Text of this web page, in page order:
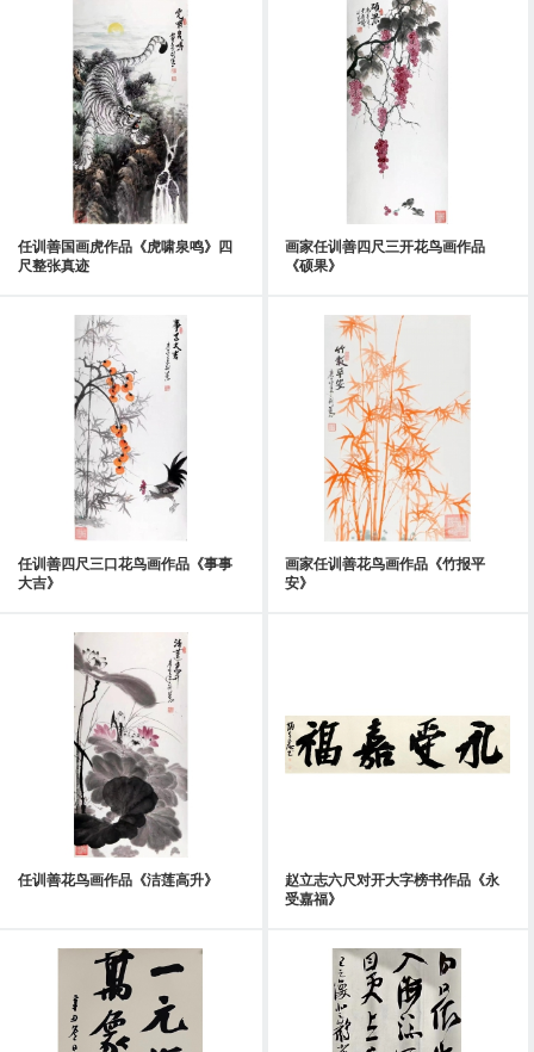
任训善国画虎作品《虎啸泉鸣》四
尺整张真迹
画家任训善四尺三开花鸟画作品
《硕果》
任训善四尺三口花鸟画作品《事事
大吉》
画家任训善花鸟画作品《竹报平
安》
任训善花鸟画作品《洁莲高升》
赵立志六尺对开大字榜书作品《永
受嘉福》